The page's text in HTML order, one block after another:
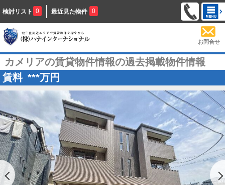
検討リスト 0 最近見た物件 0
お問合せ
カメリアの賃貸物件情報の過去掲載物件情報
賃料 ***万円